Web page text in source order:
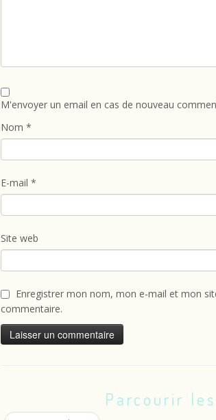
M'envoyer un email en cas de nouveau
Nom *
E-mail *
Site web
Enregistrer mon nom, mon e-mail et mon
commentaire.
Parcourir